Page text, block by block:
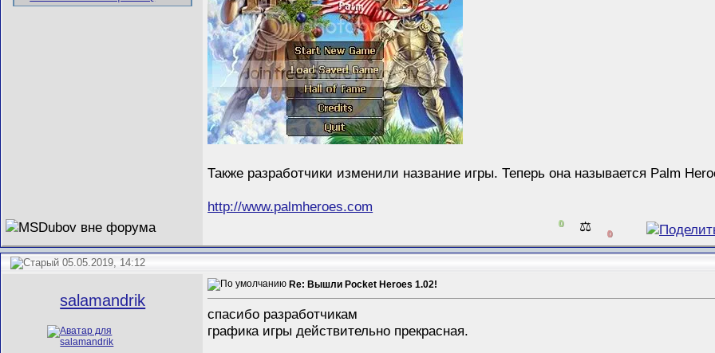
Также разработчики изменили название игры. Теперь она называется Palm
http://www.palmheroes.com
0 ⚖️ 0
05.05.2019, 14:12
salamandrik
Re: Вышли Pocket Heroes 1.02!
спасибо разработчикам
графика игры действительно прекрасная.